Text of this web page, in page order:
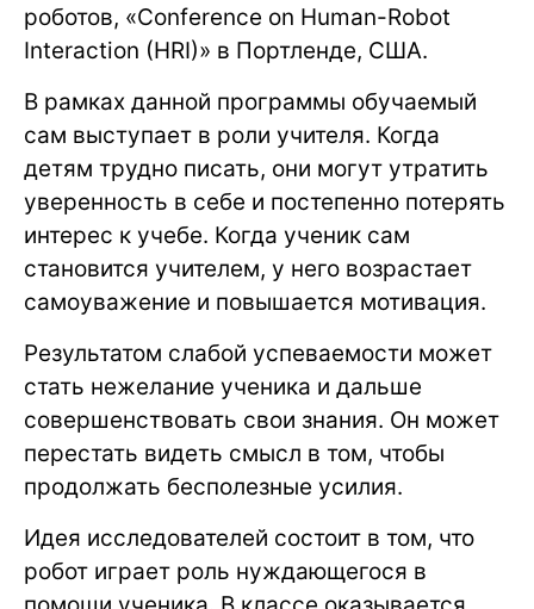
роботов, «Conference on Human-Robot
Interaction (HRI)» в Портленде, США.
В рамках данной программы обучаемый
сам выступает в роли учителя. Когда
детям трудно писать, они могут утратить
уверенность в себе и постепенно потерять
интерес к учебе. Когда ученик сам
становится учителем, у него возрастает
самоуважение и повышается мотивация.
Результатом слабой успеваемости может
стать нежелание ученика и дальше
совершенствовать свои знания. Он может
перестать видеть смысл в том, чтобы
продолжать бесполезные усилия.
Идея исследователей состоит в том, что
робот играет роль нуждающегося в